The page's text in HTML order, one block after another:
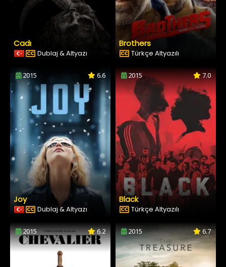
Cadı
Dublaj & Altyazı
Brothers
Türkçe Altyazılı
2015 6.6
Joy
Dublaj & Altyazı
2015 7.0
Black
Türkçe Altyazılı
2015 6.2 2015 6.7